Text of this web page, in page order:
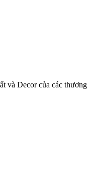
và Decor của các thương